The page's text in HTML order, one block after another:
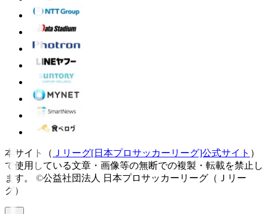
本サイト（ Ｊリーグ[日本プロサッカーリーグ]公式サイト ）
で使用している文章・画像等の無断での複製・転載を禁止し
ます。
©公益社団法人 日本プロサッカーリーグ（Ｊリー
グ）